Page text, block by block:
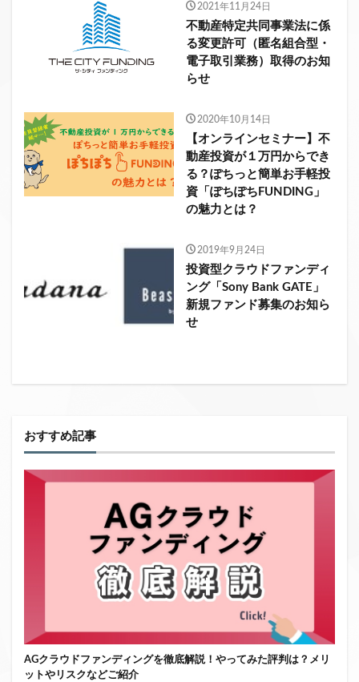
2021年11月24日
不動産特定共同事業法に係
る変更許可（匿名組合型・
電子取引業務）取得のお知
らせ
2020年10月14日
【オンラインセミナー】不
動産投資が１万円からでき
る？ぽちっと簡単お手軽投
資「ぽちぽちFUNDING」
の魅力とは？
2019年9月24日
投資型クラウドファンディ
ング「Sony Bank GATE」
新規ファンド募集のお知ら
せ
おすすめ記事
AGクラウドファンディングを徹底解説！やってみた評判は？メリ
ットやリスクなどご紹介